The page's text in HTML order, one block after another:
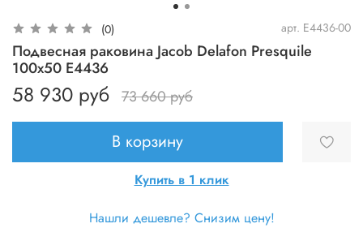
(0) арт. E4436-00
Подвесная раковина Jacob Delafon Presquile
100x50 E4436
58 930 руб 73 660 руб
В корзину
Купить в 1 клик
Нашли дешевле? Снизим цену!